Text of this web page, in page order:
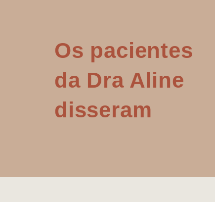
Os pacientes
da Dra Aline
disseram